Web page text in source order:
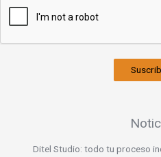
Ditel Studio: todo tu proceso